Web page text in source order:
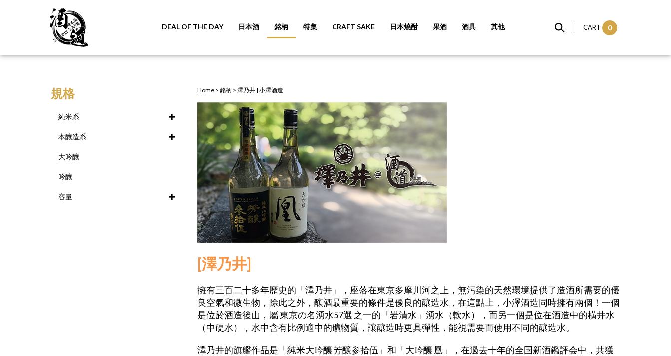
DEAL OF THE DAY 日本酒 銘柄 特集 CRAFT SAKE 日本燒酎 果酒 酒具 其他 CART 0
規格
純米系
本釀造系
大吟釀
吟釀
容量
Home> 銘柄> 澤乃井 | 小澤酒造
[澤乃井]
擁有三百二十多年歷史的「澤乃井」，座落在東京多摩川河之上，無污染的天然環境提供了造酒所需要的優
良空氣和微生物，除此之外，釀酒最重要的條件是優良的釀造水，在這點上，小澤酒造同時擁有兩個！一個
是位於酒造後山，屬 東京の名湧水57選 之一的「岩清水」湧水（軟水），而另一個是位在酒造中的橫井水
（中硬水），水中含有比例適中的礦物質，讓釀造時更具彈性，能視需要而使用不同的釀造水。
澤乃井的旗艦作品是 「純米大吟釀 芳醸参拾伍」和 「大吟釀 凰」，在過去十年的全国新酒鑑評会中，共獲